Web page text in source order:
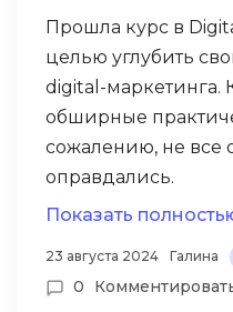
каких-либо
дополнительных
комфортную
участии стал
Я планирую
школе, чтобы
интересующие
Прошла курс в
целью углубить
digital-маркетинга.
обширные
сожалению, не все
оправдались.
Большинство
практикующими
придавало курсу
Показать
23 августа 2024 Галина
0